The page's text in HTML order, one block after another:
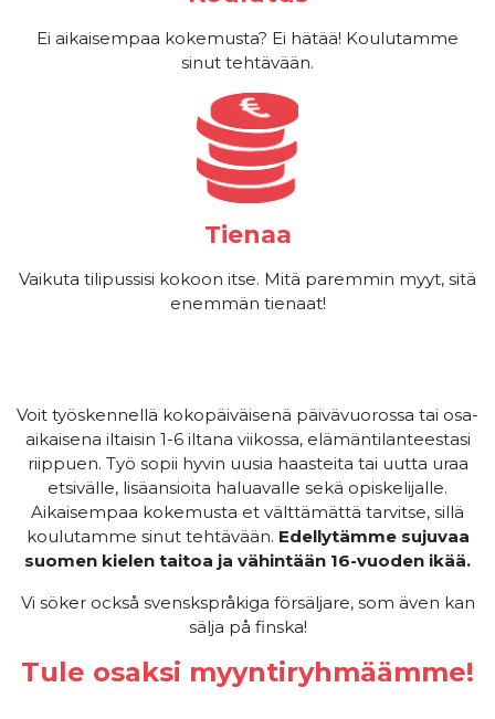
Ei aikaisempaa kokemusta? Ei hätää! Koulutamme
sinut tehtävään.
Tienaa
Vaikuta tilipussisi kokoon itse. Mitä paremmin myyt, sitä
enemmän tienaat!
Voit työskennellä kokopäiväisenä päivävuorossa tai osa-
aikaisena iltaisin 1-6 iltana viikossa, elämäntilanteestasi
riippuen. Työ sopii hyvin uusia haasteita tai uutta uraa
etsivälle, lisäansioita haluavalle sekä opiskelijalle.
Aikaisempaa kokemusta et välttämättä tarvitse, sillä
koulutamme sinut tehtävään. Edellytämme sujuvaa
suomen kielen taitoa ja vähintään 16-vuoden ikää.
Vi söker också svenskspråkiga försäljare, som även kan
sälja på finska!
Tule osaksi myyntiryhmäämme!